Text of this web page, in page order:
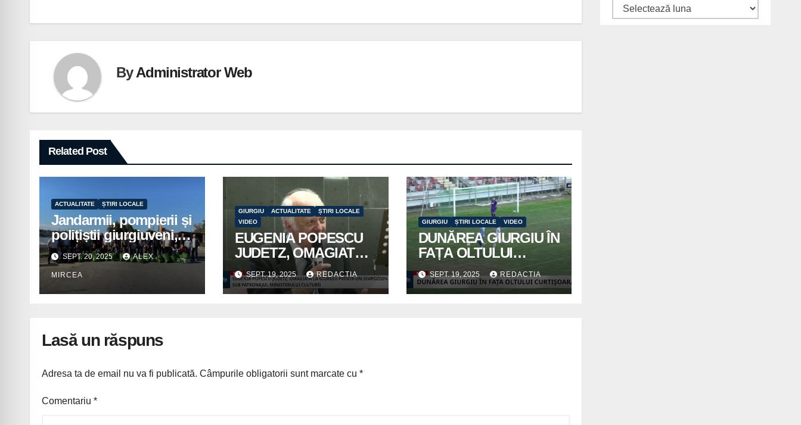
articole
ByAdministrator Web
Related Post
ACTUALITATE ȘTIRI LOCALE
Jandarmii, pompierii și
polițiștii giurgiuveni,
implicați în acțiuni de
voluntariat pentru un
oraș mai curat
SEPT. 20, 2025 ALEX
MIRCEA
GIURGIU ACTUALITATE
ȘTIRI LOCALE
VIDEO
EUGENIA POPESCU
JUDETZ, OMAGIATĂ
LA GIURGIU
SEPT. 19, 2025 REDACTIA
GIURGIU ȘTIRI LOCALE VIDEO
DUNĂREA GIURGIU ÎN
FAȚA OLTULUI
CURTIȘOARA
SEPT. 19, 2025 REDACTIA
Lasă un răspuns
Adresa ta de email nu va fi publicată. Câmpurile obligatorii sunt marcate cu *
Comentariu *
Arhive